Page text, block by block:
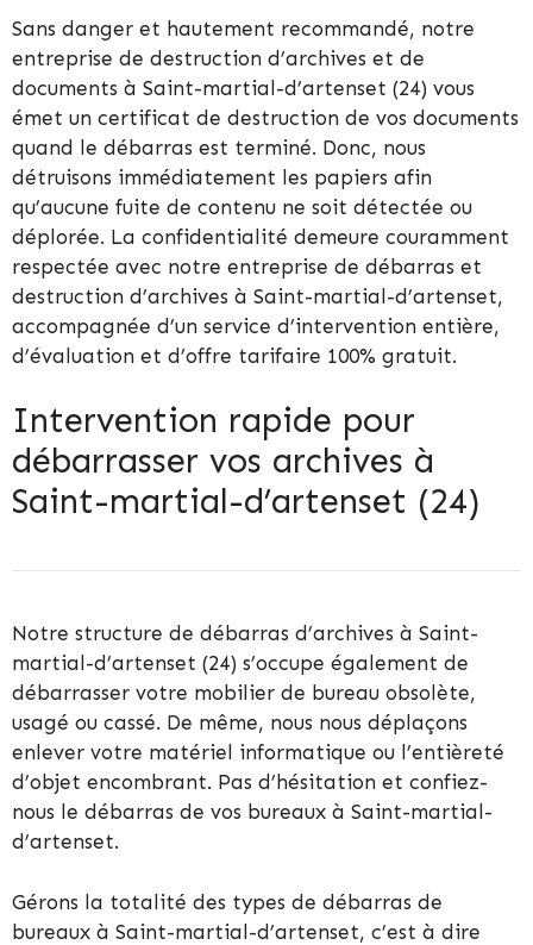
Sans danger et hautement recommandé, notre
entreprise de destruction d’archives et de
documents à Saint-martial-d’artenset (24) vous
émet un certificat de destruction de vos documents
quand le débarras est terminé. Donc, nous
détruisons immédiatement les papiers afin
qu’aucune fuite de contenu ne soit détectée ou
déplorée. La confidentialité demeure couramment
respectée avec notre entreprise de débarras et
destruction d’archives à Saint-martial-d’artenset,
accompagnée d’un service d’intervention entière,
d’évaluation et d’offre tarifaire 100% gratuit.
Intervention rapide pour
débarrasser vos archives à
Saint-martial-d’artenset (24)
Notre structure de débarras d’archives à Saint-
martial-d’artenset (24) s’occupe également de
débarrasser votre mobilier de bureau obsolète,
usagé ou cassé. De même, nous nous déplaçons
enlever votre matériel informatique ou l’entièreté
d’objet encombrant. Pas d’hésitation et confiez-
nous le débarras de vos bureaux à Saint-martial-
d’artenset.
Gérons la totalité des types de débarras de
bureaux à Saint-martial-d’artenset, c’est à dire